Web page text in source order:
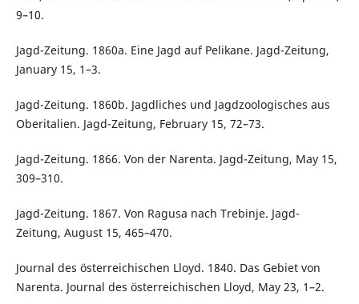
9–10.
Jagd-Zeitung. 1860a. Eine Jagd auf Pelikane. Jagd-Zeitung,
January 15, 1–3.
Jagd-Zeitung. 1860b. Jagdliches und Jagdzoologisches aus
Oberitalien. Jagd-Zeitung, February 15, 72–73.
Jagd-Zeitung. 1866. Von der Narenta. Jagd-Zeitung, May 15,
309–310.
Jagd-Zeitung. 1867. Von Ragusa nach Trebinje. Jagd-
Zeitung, August 15, 465–470.
Journal des österreichischen Lloyd. 1840. Das Gebiet von
Narenta. Journal des österreichischen Lloyd, May 23, 1–2.